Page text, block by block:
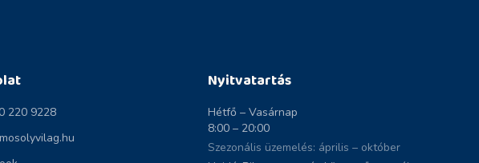
220 9228
Nyitvatartás
Hétfő – Vasárnap
8:00 – 20:00
Szezonális üzemelés: április – október